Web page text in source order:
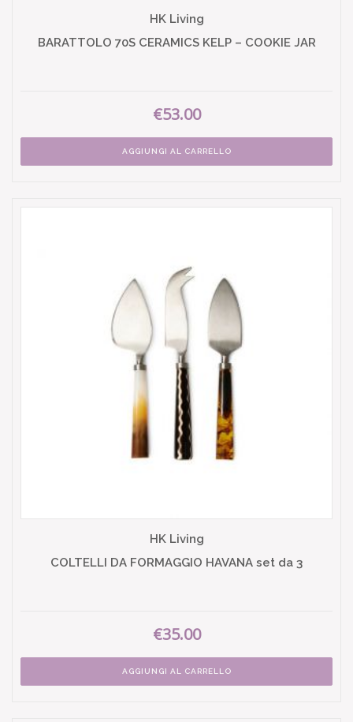
HK Living
BARATTOLO 70S CERAMICS KELP – COOKIE JAR
€53.00
AGGIUNGI AL CARRELLO
HK Living
COLTELLI DA FORMAGGIO HAVANA set da 3
€35.00
AGGIUNGI AL CARRELLO